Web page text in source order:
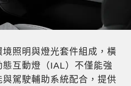
照明與燈光套件組成，橫
互動燈（IAL）不僅能強
駕駛輔助系統配合，提供